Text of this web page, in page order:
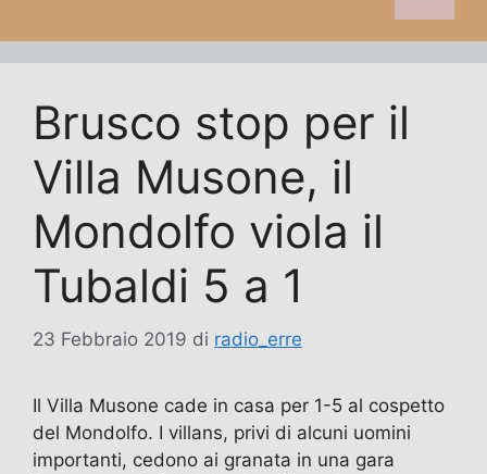
Brusco stop per il
Villa Musone, il
Mondolfo viola il
Tubaldi 5 a 1
23 Febbraio 2019 di radio_erre
Il Villa Musone cade in casa per 1-5 al cospetto
del Mondolfo. I villans, privi di alcuni uomini
importanti, cedono ai granata in una gara